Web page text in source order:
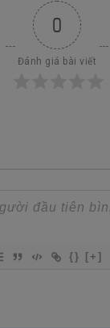
0
Đánh giá bài viết
{} [+]